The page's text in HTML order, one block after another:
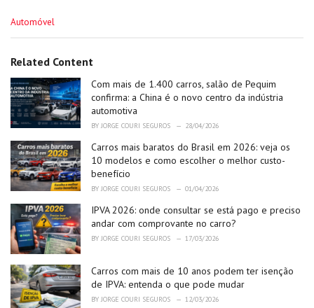
C
e
o
r
i
e
:
Automóvel
Related Content
Com mais de 1.400 carros, salão de Pequim
confirma: a China é o novo centro da indústria
automotiva
BY JORGE COURI SEGUROS 28/04/2026
Carros mais baratos do Brasil em 2026: veja os
10 modelos e como escolher o melhor custo-
benefício
BY JORGE COURI SEGUROS 01/04/2026
IPVA 2026: onde consultar se está pago e preciso
andar com comprovante no carro?
BY JORGE COURI SEGUROS 17/03/2026
Carros com mais de 10 anos podem ter isenção
de IPVA: entenda o que pode mudar
BY JORGE COURI SEGUROS 12/03/2026